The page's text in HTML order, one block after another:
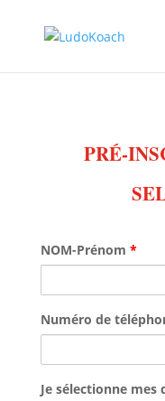
PRÉ-
NOM-Prénom *
Numéro de
Je sélectionne